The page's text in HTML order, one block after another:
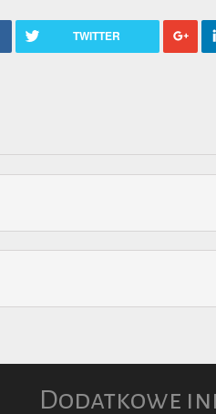
TWITTER
Dodatkowe